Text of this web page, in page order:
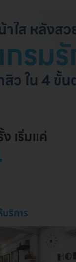
ริการ